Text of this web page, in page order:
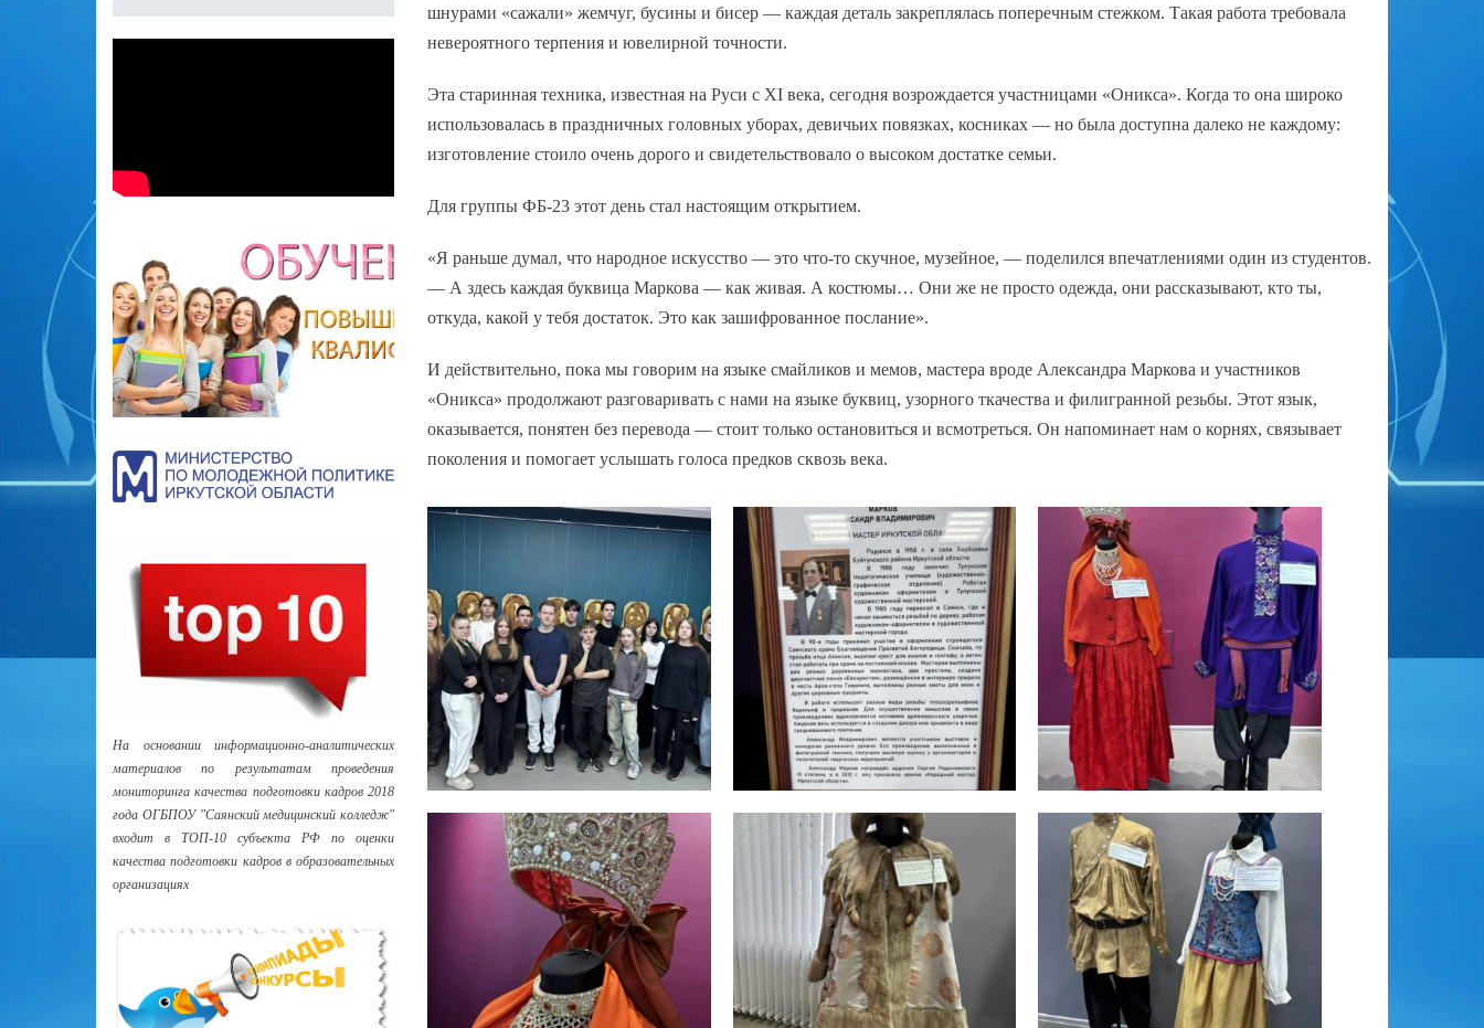
шнурами «сажали» жемчуг, бусины и бисер — каждая деталь закреплялась поперечным стежком. Такая работа требовала
невероятного терпения и ювелирной точности.
Эта старинная техника, известная на Руси с XI века, сегодня возрождается участницами «Оникса». Когда то она широко
использовалась в праздничных головных уборах, девичьих повязках, косниках — но была доступна далеко не каждому:
изготовление стоило очень дорого и свидетельствовало о высоком достатке семьи.
Для группы ФБ‑23 этот день стал настоящим открытием.
«Я раньше думал, что народное искусство — это что‑то скучное, музейное, — поделился впечатлениями один из студентов.
— А здесь каждая буквица Маркова — как живая. А костюмы… Они же не просто одежда, они рассказывают, кто ты,
откуда, какой у тебя достаток. Это как зашифрованное послание».
И действительно, пока мы говорим на языке смайликов и мемов, мастера вроде Александра Маркова и участников
«Оникса» продолжают разговаривать с нами на языке буквиц, узорного ткачества и филигранной резьбы. Этот язык,
оказывается, понятен без перевода — стоит только остановиться и всмотреться. Он напоминает нам о корнях, связывает
поколения и помогает услышать голоса предков сквозь века.
На основании информационно-аналитических
материалов по результатам проведения
мониторинга качества подготовки кадров 2018
года ОГБПОУ "Саянский медицинский колледж"
входит в ТОП-10 субъекта РФ по оценки
качества подготовки кадров в образовательных
организациях